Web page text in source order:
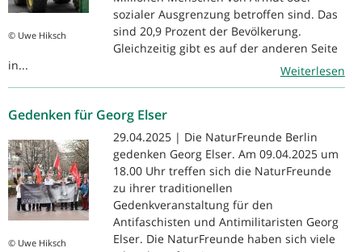
© Uwe Hiksch
sozialer Ausgrenzung betroffen sind. Das
sind 20,9 Prozent der Bevölkerung.
Gleichzeitig gibt es auf der anderen Seite
in...
Weiterlesen
Gedenken für Georg Elser
© Uwe Hiksch
29.04.2025 | Die NaturFreunde Berlin
gedenken Georg Elser. Am 09.04.2025 um
18.00 Uhr treffen sich die NaturFreunde
zu ihrer traditionellen
Gedenkveranstaltung für den
Antifaschisten und Antimilitaristen Georg
Elser. Die NaturFreunde haben sich viele